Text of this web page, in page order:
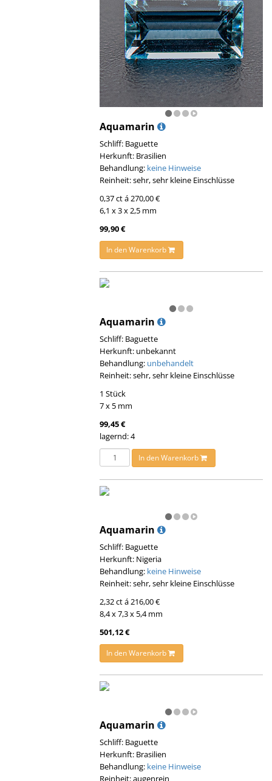
Aquamarin
Schliff: Baguette
Herkunft: Brasilien
Behandlung: keine Hinweise
Reinheit: sehr, sehr kleine Einschlüsse
0,37 ct á 270,00 €
6,1 x 3 x 2,5 mm
99,90 €
In den Warenkorb
Aquamarin
Schliff: Baguette
Herkunft: unbekannt
Behandlung: unbehandelt
Reinheit: sehr, sehr kleine Einschlüsse
1 Stück
7 x 5 mm
99,45 €
lagernd: 4
In den Warenkorb
Aquamarin
Schliff: Baguette
Herkunft: Nigeria
Behandlung: keine Hinweise
Reinheit: sehr, sehr kleine Einschlüsse
2,32 ct á 216,00 €
8,4 x 7,3 x 5,4 mm
501,12 €
In den Warenkorb
Aquamarin
Schliff: Baguette
Herkunft: Brasilien
Behandlung: keine Hinweise
Reinheit: augenrein